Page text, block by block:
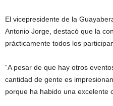
El vicepresidente de la
Antonio Jorge, destacó que la
prácticamente todos los
“A pesar de que hay otros
cantidad de gente es
porque ha habido una excelente